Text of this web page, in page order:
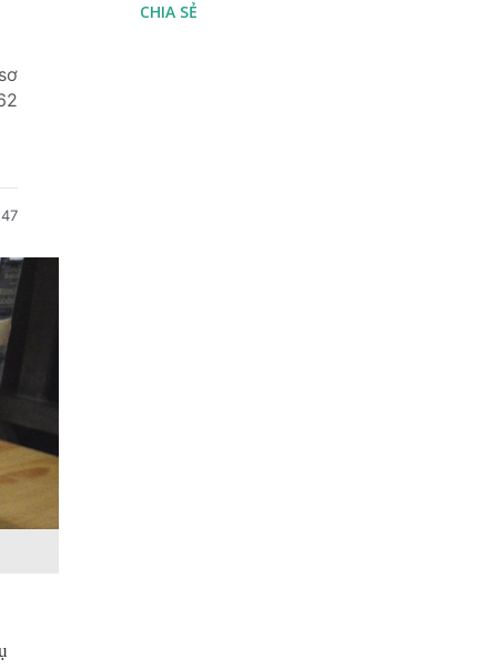
CHIA SẺ